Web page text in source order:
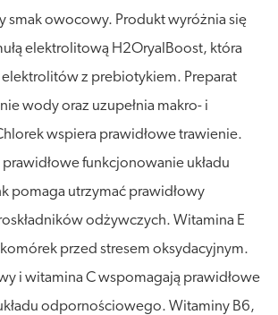
smak owocowy. Produkt wyróżnia się
elektrolitową H2OryalBoost, która
elektrolitów z prebiotykiem. Preparat
wody oraz uzupełnia makro- i
wspiera prawidłowe trawienie.
funkcjonowanie układu
pomaga utrzymać prawidłowy
odżywczych. Witamina E
przed stresem oksydacyjnym.
i witamina C wspomagają prawidłowe
odpornościowego. Witaminy B6,